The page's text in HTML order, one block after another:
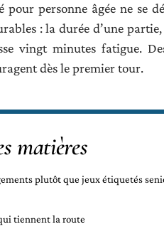
pour personne âgée ne se
: la durée d’une
vingt minutes fatigue.
dès le premier tour.
matières
plutôt que jeux étiquetés
tiennent la route